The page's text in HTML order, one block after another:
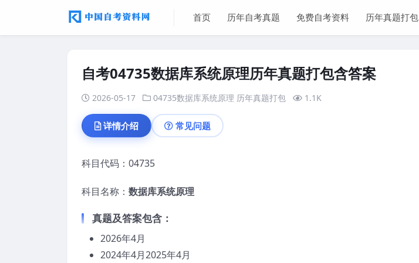
首页 历年自考真题 免费自考资料 历年真题打包
自考04735数据库系统原理历年真题打包含答案
2026-05-17 04735数据库系统原理 历年真题打包 1.1K
详情介绍 常见问题
科目代码：04735
科目名称： 数据库系统原理
真题及答案包含：
2026年4月
2024年4月2025年4月